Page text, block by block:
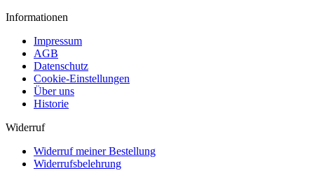
Informationen
Impressum
AGB
Datenschutz
Cookie-Einstellungen
Über uns
Historie
Widerruf
Widerruf meiner Bestellung
Widerrufsbelehrung